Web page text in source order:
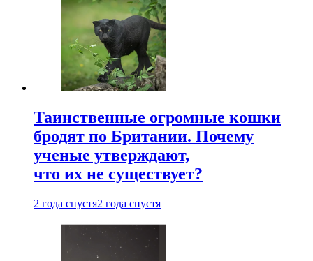
Таинственные огромные кошки
бродят по Британии. Почему
ученые утверждают,
что их не существует?
2 года спустя2 года спустя